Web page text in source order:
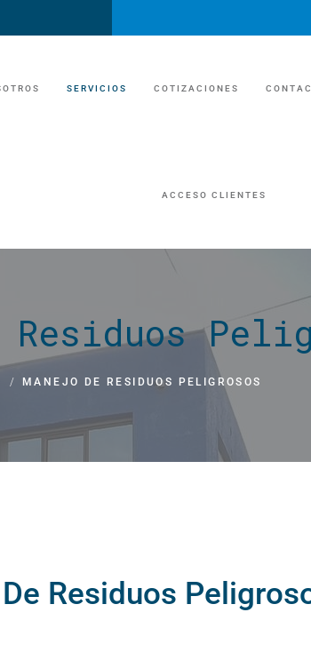
SERVICIOS
UNIDADES SANITARIAS
MANEJO DE RESIDUOS
MANEJO DE ESCOMBROS​
MANEJO DE RESIDUOS PELIGROSOS
COTIZACIONES
UNIDADES
MANEJO DE FOSAS Y
ECONOMIA
ACCESO CLIENTES
Residuos
/ MANEJO DE RESIDUOS PELIGROSOS
Residuos